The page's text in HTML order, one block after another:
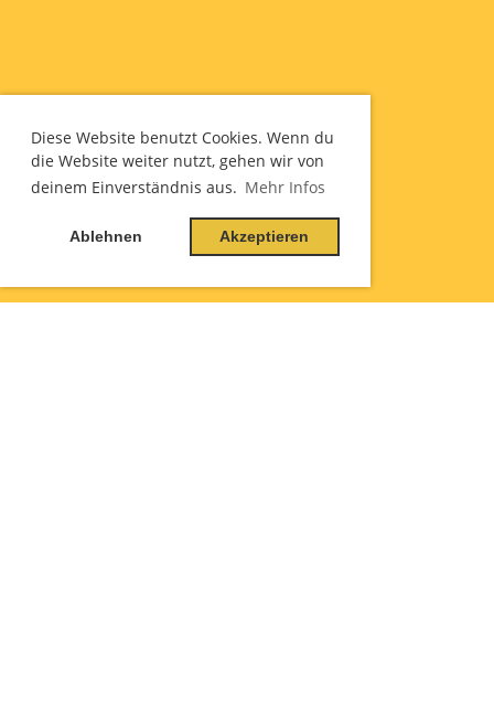
Diese Website benutzt Cookies. Wenn du
die Website weiter nutzt, gehen wir von
deinem Einverständnis aus. Mehr Infos
Ablehnen Akzeptieren